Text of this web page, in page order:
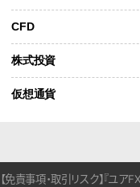
CFD
株式投資
仮想通貨
【免責事項・取引リスク】『ユ